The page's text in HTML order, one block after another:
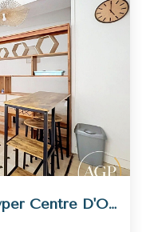
Studio Meublé De 31 M² Hyper Centre D'Orléans